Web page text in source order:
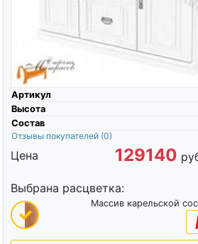
Артикул
Высота
Состав
Отзывы покупателей (0)
Цена 129140
Выбрана расцветка:
Массив карельской